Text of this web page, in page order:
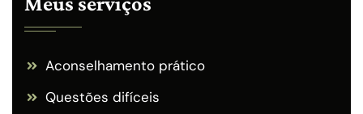
Aconselhamento prático
Questões difíceis